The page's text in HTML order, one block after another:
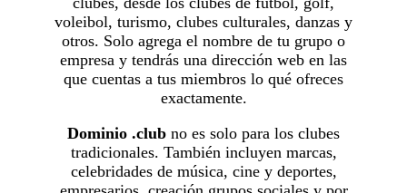
voleibol, turismo, clubes culturales, danzas y
otros. Solo agrega el nombre de tu grupo o
empresa y tendrás una dirección web en las
que cuentas a tus miembros lo qué ofreces
exactamente.
Dominio .club no es solo para los clubes
tradicionales. También incluyen marcas,
celebridades de música, cine y deportes,